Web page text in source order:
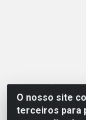
O nosso site
terceiros para
Cardeal
do Moura